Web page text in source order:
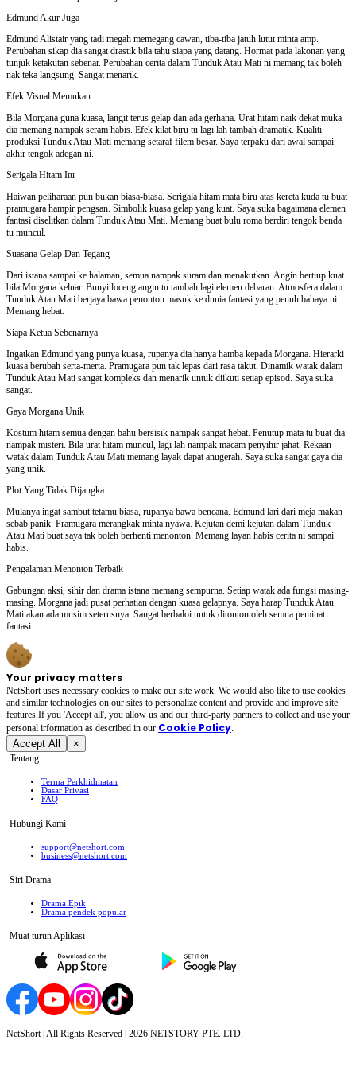
Edmund Akur Juga
Edmund Alistair yang tadi megah memegang cawan, tiba-tiba jatuh lutut minta amp.
Perubahan sikap dia sangat drastik bila tahu siapa yang datang. Hormat pada lakonan yang
tunjuk ketakutan sebenar. Perubahan cerita dalam Tunduk Atau Mati ni memang tak boleh
nak teka langsung. Sangat menarik.
Efek Visual Memukau
Bila Morgana guna kuasa, langit terus gelap dan ada gerhana. Urat hitam naik dekat muka
dia memang nampak seram habis. Efek kilat biru tu lagi lah tambah dramatik. Kualiti
produksi Tunduk Atau Mati memang setaraf filem besar. Saya terpaku dari awal sampai
akhir tengok adegan ni.
Serigala Hitam Itu
Haiwan peliharaan pun bukan biasa-biasa. Serigala hitam mata biru atas kereta kuda tu buat
pramugara hampir pengsan. Simbolik kuasa gelap yang kuat. Saya suka bagaimana elemen
fantasi diselitkan dalam Tunduk Atau Mati. Memang buat bulu roma berdiri tengok benda
tu muncul.
Suasana Gelap Dan Tegang
Dari istana sampai ke halaman, semua nampak suram dan menakutkan. Angin bertiup kuat
bila Morgana keluar. Bunyi loceng angin tu tambah lagi elemen debaran. Atmosfera dalam
Tunduk Atau Mati berjaya bawa penonton masuk ke dunia fantasi yang penuh bahaya ni.
Memang hebat.
Siapa Ketua Sebenarnya
Ingatkan Edmund yang punya kuasa, rupanya dia hanya hamba kepada Morgana. Hierarki
kuasa berubah serta-merta. Pramugara pun tak lepas dari rasa takut. Dinamik watak dalam
Tunduk Atau Mati sangat kompleks dan menarik untuk diikuti setiap episod. Saya suka
sangat.
Gaya Morgana Unik
Kostum hitam semua dengan bahu bersisik nampak sangat hebat. Penutup mata tu buat dia
nampak misteri. Bila urat hitam muncul, lagi lah nampak macam penyihir jahat. Rekaan
watak dalam Tunduk Atau Mati memang layak dapat anugerah. Saya suka sangat gaya dia
yang unik.
Plot Yang Tidak Dijangka
Mulanya ingat sambut tetamu biasa, rupanya bawa bencana. Edmund lari dari meja makan
sebab panik. Pramugara merangkak minta nyawa. Kejutan demi kejutan dalam Tunduk
Atau Mati buat saya tak boleh berhenti menonton. Memang layan habis cerita ni sampai
habis.
Pengalaman Menonton Terbaik
Gabungan aksi, sihir dan drama istana memang sempurna. Setiap watak ada fungsi masing-
masing. Morgana jadi pusat perhatian dengan kuasa gelapnya. Saya harap Tunduk Atau
Mati akan ada musim seterusnya. Sangat berbaloi untuk ditonton oleh semua peminat
fantasi.
Your privacy matters
NetShort uses necessary cookies to make our site work. We would also like to use cookies
and similar technologies on our sites to personalize content and provide and improve site
features.If you 'Accept all', you allow us and our third-party partners to collect and use your
personal irformation as described in our Cookie Policy.
Accept All ×
Tentang
Terma Perkhidmatan
Dasar Privasi
FAQ
Hubungi Kami
support@netshort.com
business@netshort.com
Siri Drama
Drama Epik
Drama pendek popular
Muat turun Aplikasi
NetShort | All Rights Reserved | 2026 NETSTORY PTE. LTD.